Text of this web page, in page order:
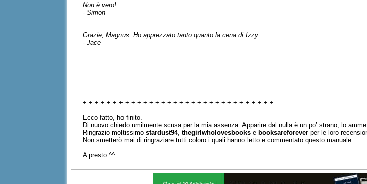
Non è vero!
- Simon
Grazie, Magnus. Ho apprezzato tanto quanto la cena di Izzy.
- Jace
+-+-+-+-+-+-+-+-+-+-+-+-+-+-+-+-+-+-+-+-+-+-+-+-+-+-+-+-+-+-+-+
Ecco fatto, ho finito.
Di nuovo chiedo umilmente scusa per la mia assenza. Apparire dal nulla è un po’ strano, lo
Ringrazio moltissimostardust94,thegirlwholovesbooks ebooksareforever per le loro
Non smetterò mai di ringraziare tutti coloro i quali hanno letto e commentato questo manuale.
A presto ^^